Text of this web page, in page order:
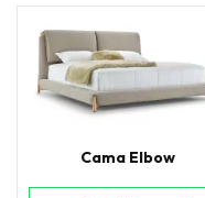
Cama Elbow